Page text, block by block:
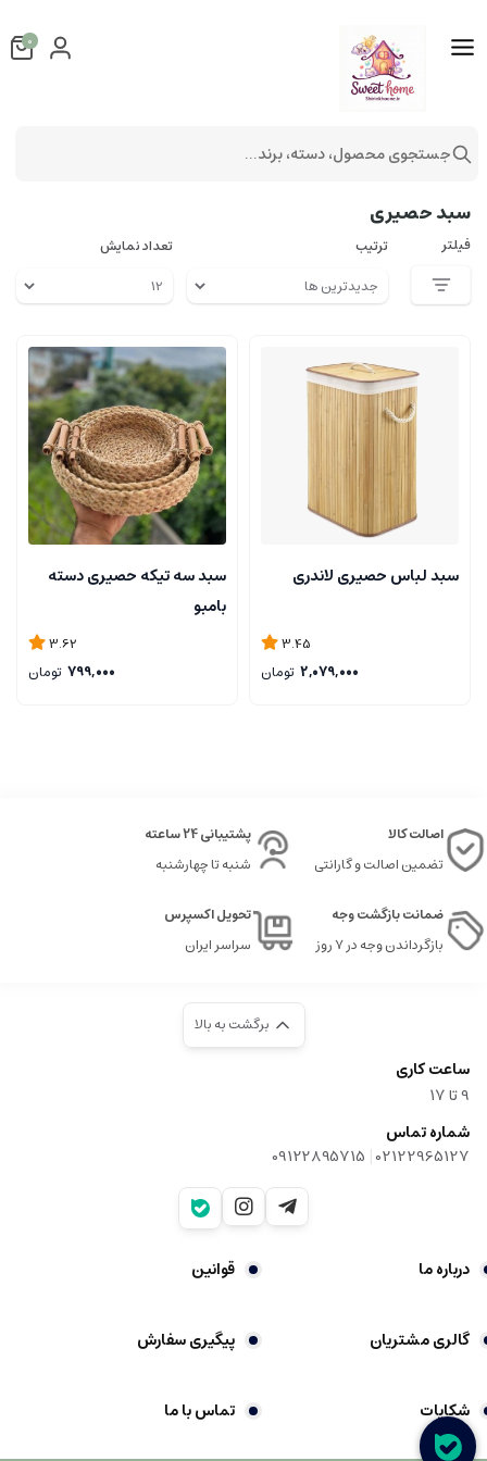
سبد حصیری
فیلتر ترتیب تعداد نمایش
سبد لباس حصیری لاندری
3.45
2,079,000 تومان
سبد سه تیکه حصیری دسته
بامبو
3.62
799,000 تومان
اصالت کالا
تضمین اصالت و گارانتی
پشتیبانی 24 ساعته
شنبه تا چهارشنبه
ضمانت بازگشت وجه
بازگرداندن وجه در ۷ روز
تحویل اکسپرس
سراسر ایران
برگشت به بالا
ساعت کاری
9‌ تا ۱۷
شماره تماس
02122965127
|
09122895715
درباره ما قوانین
گالری مشتریان پیگیری سفارش
شکایات تماس با ما
0
جستجوی محصول، دسته، برند...